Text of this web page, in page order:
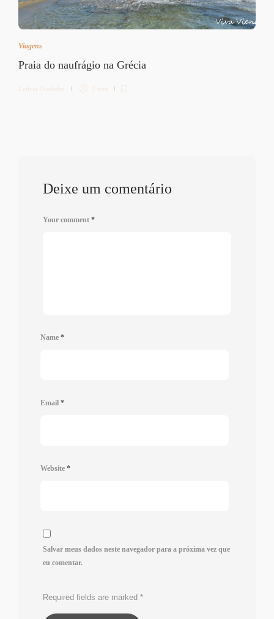
Viagens
Praia do naufrágio na Grécia
Letícia Diethelm 2 min
Deixe um comentário
Your comment *
Name *
Email *
Website *
Salvar meus dados neste navegador para a próxima vez que
eu comentar.
Required fields are marked *